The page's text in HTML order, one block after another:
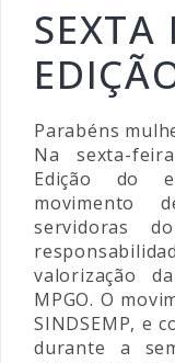
SEXTA
Parabéns
Na sexta-
Edição do
movimento
servidoras
valorização
MPGO. O
SINDSEMP, e
durante a